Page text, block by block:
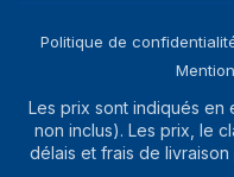
Politique de
Les prix sont indiqués
non inclus). Les prix, le
délais et frais de